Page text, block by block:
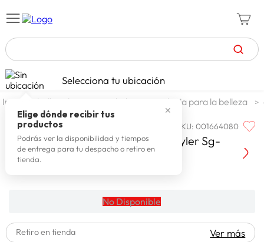
TÉRMINOS MÁS BUSCADOS
1. celulares
2. zapatillas mujer
3. zapatillas hombre
4. moda
8. terrex
Selecciona tu ubicación
✕
Elige dónde recibir tus
productos
Podrás ver la disponibilidad y tiempos
de entrega para tu despacho o retiro en
tienda.
belleza higiene y salud tecnologia para la belleza
SIEGEN SKU:001664080
Siegen Cortadora De Pelo Multistyler Sg-
No Disponible
Retiro en tienda Ver más